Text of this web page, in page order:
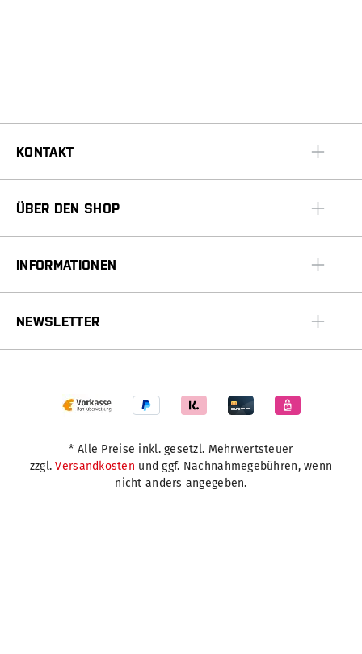
KONTAKT
ÜBER DEN SHOP
INFORMATIONEN
NEWSLETTER
* Alle Preise inkl. gesetzl. Mehrwertsteuer
zzgl.Versandkosten und ggf. Nachnahmegebühren, wenn
nicht anders angegeben.